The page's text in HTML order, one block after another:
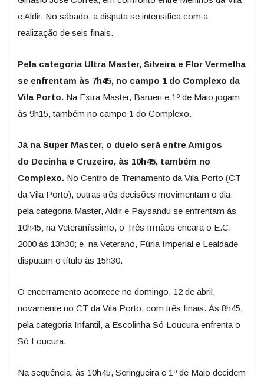
e Aldir. No sábado, a disputa se intensifica com a
realização de seis finais.
Pela categoria Ultra Master, Silveira e Flor Vermelha
se enfrentam às 7h45, no campo 1 do Complexo da
Vila Porto. Na Extra Master, Barueri e 1º de Maio jogam
às 9h15, também no campo 1 do Complexo.
Já na Super Master, o duelo será entre Amigos
do Decinha e Cruzeiro, às 10h45, também no
Complexo. No Centro de Treinamento da Vila Porto (CT
da Vila Porto), outras três decisões movimentam o dia:
pela categoria Master, Aldir e Paysandu se enfrentam às
10h45; na Veteraníssimo, o Três Irmãos encara o E.C.
2000 às 13h30; e, na Veterano, Fúria Imperial e Lealdade
disputam o título às 15h30.
O encerramento acontece no domingo, 12 de abril,
novamente no CT da Vila Porto, com três finais. Às 8h45,
pela categoria Infantil, a Escolinha Só Loucura enfrenta o
Só Loucura.
Na sequência, às 10h45, Seringueira e 1º de Maio decidem